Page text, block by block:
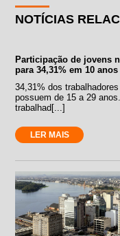
NOTÍCIAS
Participação de jovens
para 34,31% em 10 anos
34,31% dos
possuem de 15 a 29
trabalhad[...]
LER MAIS